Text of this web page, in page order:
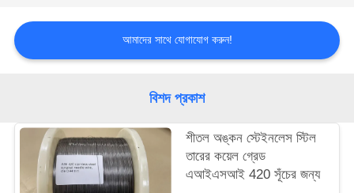
উদ্ধৃতির
জন্য
আমাদের সাথে যোগাযোগ করুন!
বিশদ প্রকাশ
শীতল অঙ্কন স্টেইনলেস স্টিল
তারের কয়েল গ্রেড
এআইএসআই 420 সূঁচের জন্য